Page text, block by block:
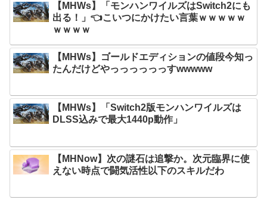
【MHWs】「モンハンワイルズはSwitch2にも
出る！」👈こいつにかけたい言葉ｗｗｗｗｗ
ｗｗｗｗ
【MHWs】ゴールドエディションの値段今知っ
たんだけどやっっっっっっすwwwww
【MHWs】「Switch2版モンハンワイルズは
DLSS込みで最大1440p動作」
【MHNow】次の謎石は追撃か。次元臨界に使
えない時点で闘気活性以下のスキルだわ